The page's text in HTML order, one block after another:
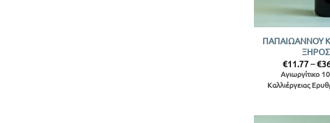
+
ΠΑΠΑΙΩΑΝΝΟΥ
€11.77–€
Αγιωργίτικο
Καλλιέργειας